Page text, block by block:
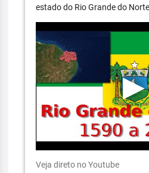
estado do Rio Grande do
Veja direto no Youtube